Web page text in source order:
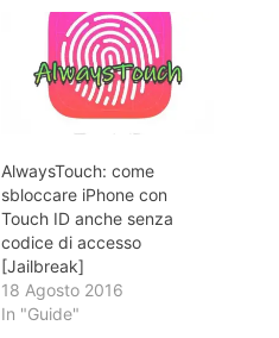
AlwaysTouch: come
sbloccare iPhone con
Touch ID anche senza
codice di accesso
[Jailbreak]
18 Agosto 2016
In "Guide"